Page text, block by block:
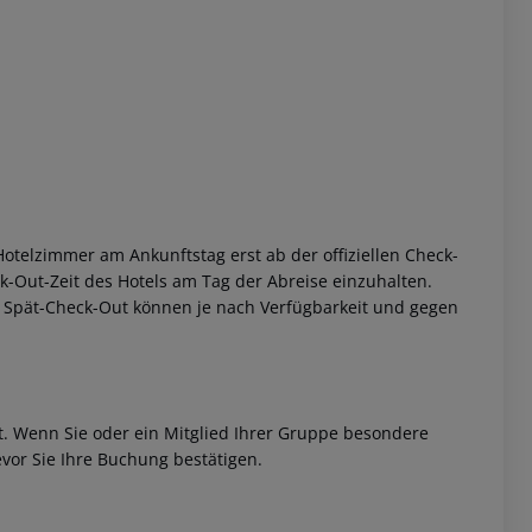
am Ankunftstag erst ab der offiziellen Check-
Out-Zeit des Hotels am Tag der Abreise einzuhalten.
Check-Out können je nach Verfügbarkeit und gegen
Sie oder ein Mitglied Ihrer Gruppe besondere
Sie Ihre Buchung bestätigen.